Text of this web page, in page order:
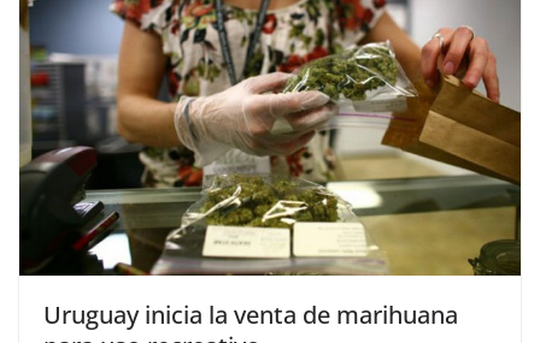
Uruguay inicia la venta de marihuana